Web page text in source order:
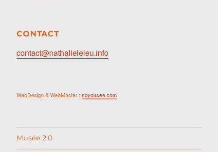
CONTACT
contact@nathalieleleu.info
WebDesign & WebMaster :soyousee.com
Musée 2.0